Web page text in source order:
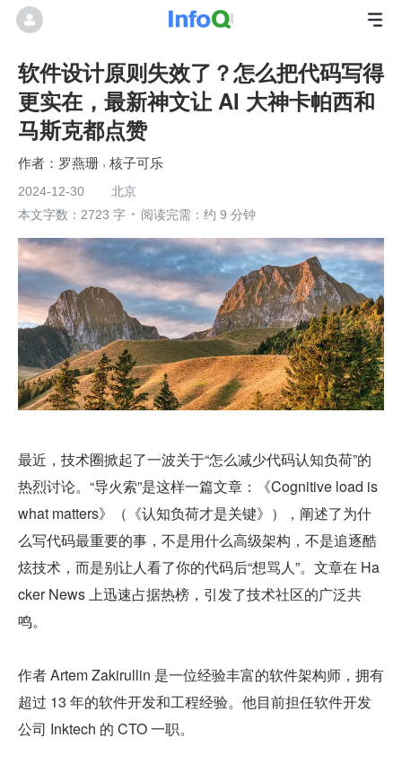
软件设计原则失效了？怎么把代码写得
更实在，最新神文让 AI 大神卡帕西和
马斯克都点赞
罗燕珊 核子可乐
2024-12-30
北京
本文字数：2723 字
阅读完需：约 9 分钟
最近，技术圈掀起了一波关于“怎么减少代码认知负荷”的
热烈讨论。“导火索”是这样一篇文章：《Cognitive load is
what matters》（《认知负荷才是关键》），阐述了为什
么写代码最重要的事，不是用什么高级架构，不是追逐酷
炫技术，而是别让人看了你的代码后“想骂人”。文章在 Ha
cker News 上迅速占据热榜，引发了技术社区的广泛共
鸣。
作者 Artem Zakirullin 是一位经验丰富的软件架构师，拥有
超过 13 年的软件开发和工程经验。他目前担任软件开发
公司 Inktech 的 CTO 一职。